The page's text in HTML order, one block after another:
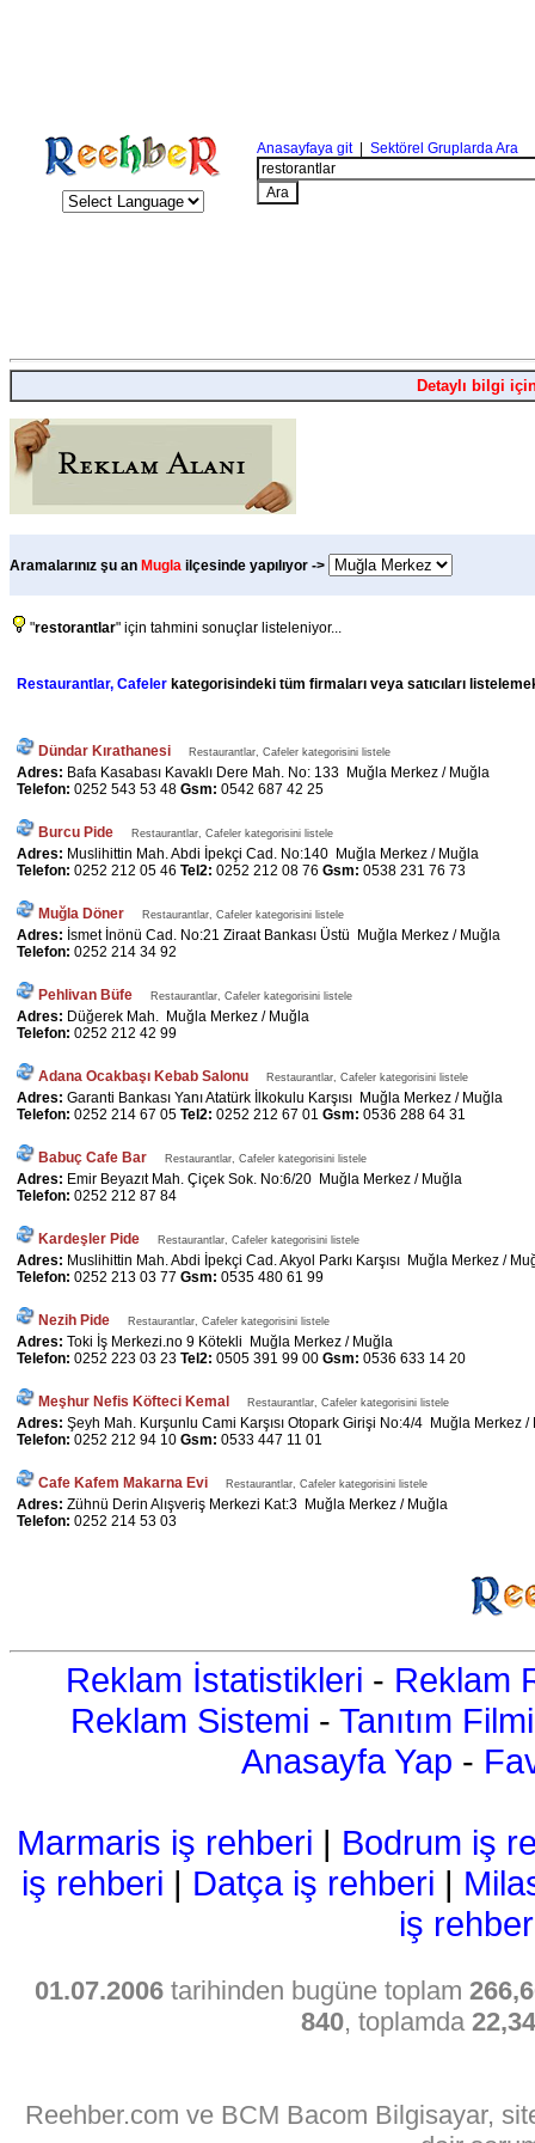
Anasayfaya git| Sektörel Gruplarda Ara
Detaylı bilgi
Aramalarınız şu an Mugla ilçesinde yapılıyor ->
"restorantlar" için tahmini sonuçlar listeleniyor...
Restaurantlar, Cafeler kategorisindeki tüm firmaları veya satıcıları
Dündar Kırathanesi Restaurantlar, Cafeler kategorisini listele
Adres: Bafa Kasabası Kavaklı Dere Mah. No: 133 Muğla Merkez / Muğla
Telefon: 0252 543 53 48 Gsm: 0542 687 42 25
Burcu Pide Restaurantlar, Cafeler kategorisini listele
Adres: Muslihittin Mah. Abdi İpekçi Cad. No:140 Muğla Merkez / Muğla
Telefon: 0252 212 05 46 Tel2: 0252 212 08 76 Gsm: 0538 231 76 73
Muğla Döner Restaurantlar, Cafeler kategorisini listele
Adres: İsmet İnönü Cad. No:21 Ziraat Bankası Üstü Muğla Merkez / Muğla
Telefon: 0252 214 34 92
Pehlivan Büfe Restaurantlar, Cafeler kategorisini listele
Adres: Düğerek Mah. Muğla Merkez / Muğla
Telefon: 0252 212 42 99
Adana Ocakbaşı Kebab Salonu Restaurantlar, Cafeler kategorisini listele
Adres: Garanti Bankası Yanı Atatürk İlkokulu Karşısı Muğla Merkez / Muğla
Telefon: 0252 214 67 05 Tel2: 0252 212 67 01 Gsm: 0536 288 64 31
Babuç Cafe Bar Restaurantlar, Cafeler kategorisini listele
Adres: Emir Beyazıt Mah. Çiçek Sok. No:6/20 Muğla Merkez / Muğla
Telefon: 0252 212 87 84
Kardeşler Pide Restaurantlar, Cafeler kategorisini listele
Adres: Muslihittin Mah. Abdi İpekçi Cad. Akyol Parkı Karşısı Muğla Merkez /
Telefon: 0252 213 03 77 Gsm: 0535 480 61 99
Nezih Pide Restaurantlar, Cafeler kategorisini listele
Adres: Toki İş Merkezi.no 9 Kötekli Muğla Merkez / Muğla
Telefon: 0252 223 03 23 Tel2: 0505 391 99 00 Gsm: 0536 633 14 20
Meşhur Nefis Köfteci Kemal Restaurantlar, Cafeler kategorisini listele
Adres: Şeyh Mah. Kurşunlu Cami Karşısı Otopark Girişi No:4/4 Muğla Merkez /
Telefon: 0252 212 94 10 Gsm: 0533 447 11 01
Cafe Kafem Makarna Evi Restaurantlar, Cafeler kategorisini listele
Adres: Zühnü Derin Alışveriş Merkezi Kat:3 Muğla Merkez / Muğla
Telefon: 0252 214 53 03
Reklam İstatistikleri - Reklam
Reklam Sistemi - Tanıtım Filmi
Anasayfa Yap -
Marmaris iş rehberi | Bodrum iş
iş rehberi | Datça iş rehberi |
iş
01.07.2006 tarihinden bugüne toplam
840, toplamda
Reehber.com ve BCM Bacom Bilgisayar,